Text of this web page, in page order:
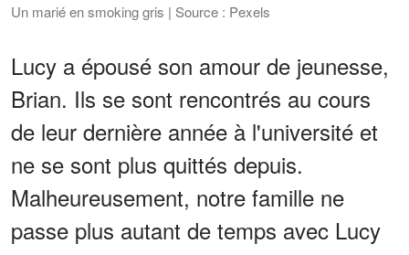
Un marié en smoking gris | Source : Pexels
Lucy a épousé son amour de jeunesse,
Brian. Ils se sont rencontrés au cours
de leur dernière année à l'université et
ne se sont plus quittés depuis.
Malheureusement, notre famille ne
passe plus autant de temps avec Lucy